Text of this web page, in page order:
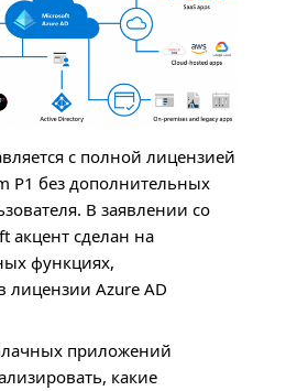
с полной лицензией
P1 без дополнительных
В заявлении со
акцент сделан на
функциях,
лицензии Azure AD
приложений
какие